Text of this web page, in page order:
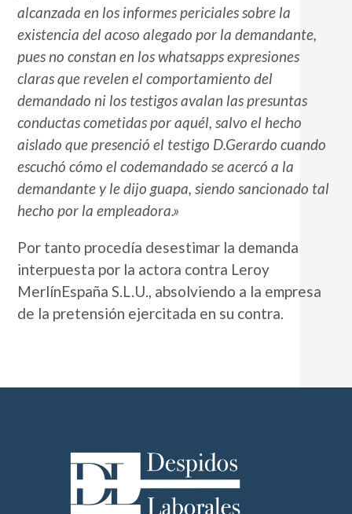
alcanzada en los informes periciales sobre la
existencia del acoso alegado por la demandante,
pues no constan en los whatsapps expresiones
claras que revelen el comportamiento del
demandado ni los testigos avalan las presuntas
conductas cometidas por aquél, salvo el hecho
aislado que presenció el testigo D.Gerardo cuando
escuchó cómo el codemandado se acercó a la
demandante y le dijo guapa, siendo sancionado tal
hecho por la empleadora.»
Por tanto procedía desestimar la demanda
interpuesta por la actora contra Leroy
MerlínEspaña S.L.U., absolviendo a la empresa
de la pretensión ejercitada en su contra.